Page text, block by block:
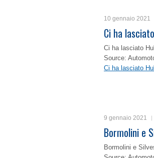
10 gennaio 2021
Ci ha
Ci ha lasciato
Source:
Ci ha lasciato
9 gennaio 2021
Bormolini e
Bormolini e